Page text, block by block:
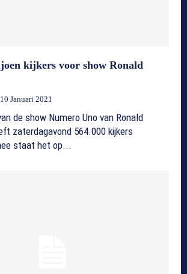
kijkers voor show Ronald
10 Januari 2021
de show Numero Uno van Ronald
zaterdagavond 564.000 kijkers
staat het op...